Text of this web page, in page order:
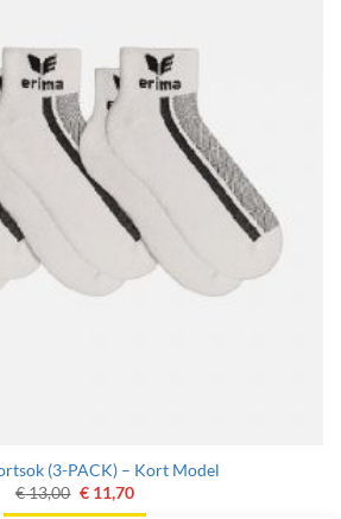
(3-PACK) – Kort Model
€13,00 Oorspronkelijke
€11,70Huidige